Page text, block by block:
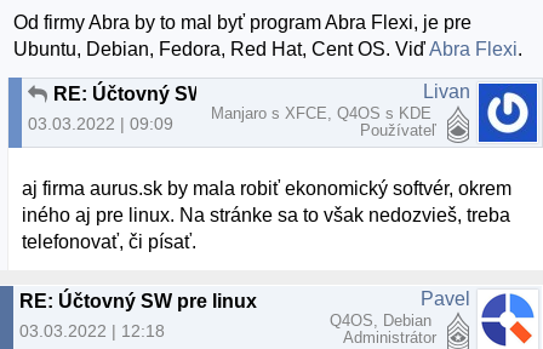
Od firmy Abra by to mal byť program Abra Flexi, je pre
Ubuntu, Debian, Fedora, Red Hat, Cent OS. ViďAbra Flexi.
RE: Účtovný SW pre linux
03.03.2022 | 09:09
Livan
Manjaro s XFCE, Q4OS s KDE
Používateľ
aj firma aurus.sk by mala robiť ekonomický softvér, okrem
iného aj pre linux. Na stránke sa to však nedozvieš, treba
telefonovať, či písať.
RE: Účtovný SW pre linux
03.03.2022 | 12:18
Pavel
Q4OS, Debian
Administrátor